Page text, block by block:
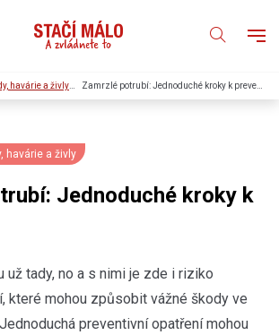
Zamrzlé potrubí: Jednoduché kroky k prevenci
havárie a živly
Jednoduché kroky k
už tady, no a s nimi je zde i riziko
které mohou způsobit vážné škody ve
preventivní opatření mohou